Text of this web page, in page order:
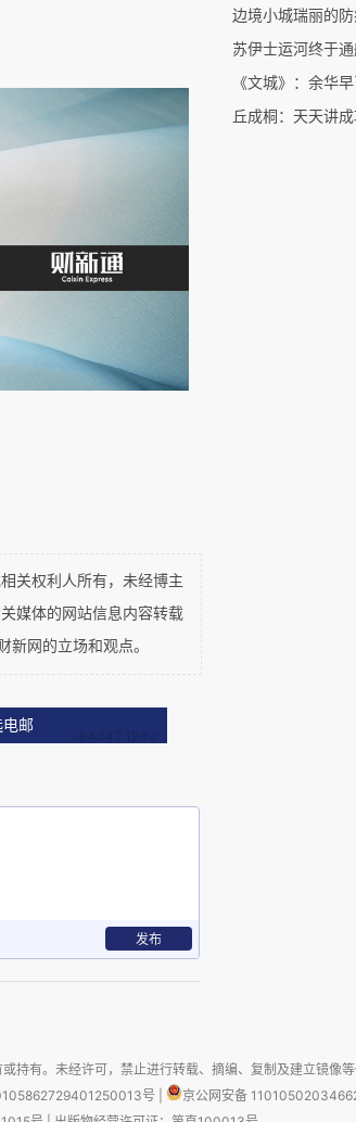
文艺术博主@螺旋真
文物报》还曾专门邀
后的学者，围绕争论
报道
考古与盗墓的伦理及
。“考古派”警惕的是
吵，更重要的恐怕还
关权利人所有，未经博主
媒体的网站信息内容转载
网的立场和观点。
邮
发布
《文城》：余华
持有。未经许可，禁止进行转载、摘编、复制及建立镜像等
号
京公网安备